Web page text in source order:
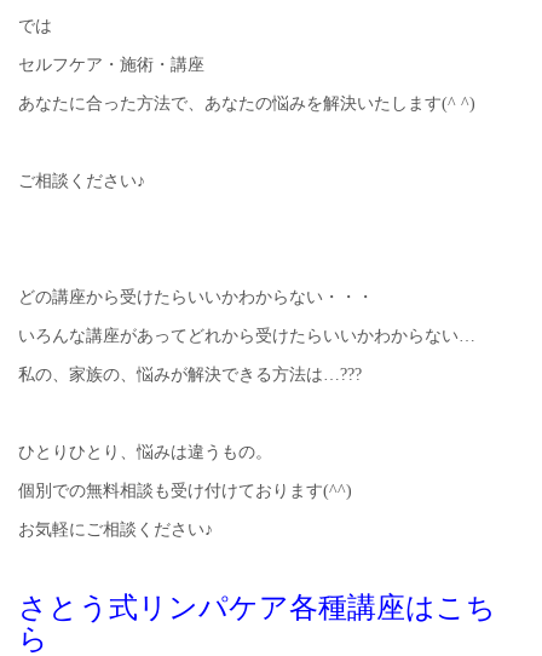
では
セルフケア・施術・講座
あなたに合った方法で、あなたの悩みを解決いたします(^ ^)
ご相談ください♪
どの講座から受けたらいいかわからない・・・
いろんな講座があってどれから受けたらいいかわからない…
私の、家族の、悩みが解決できる方法は…???
ひとりひとり、悩みは違うもの。
個別での無料相談も受け付けております(^^)
お気軽にご相談ください♪
さとう式リンパケア各種講座はこち
ら